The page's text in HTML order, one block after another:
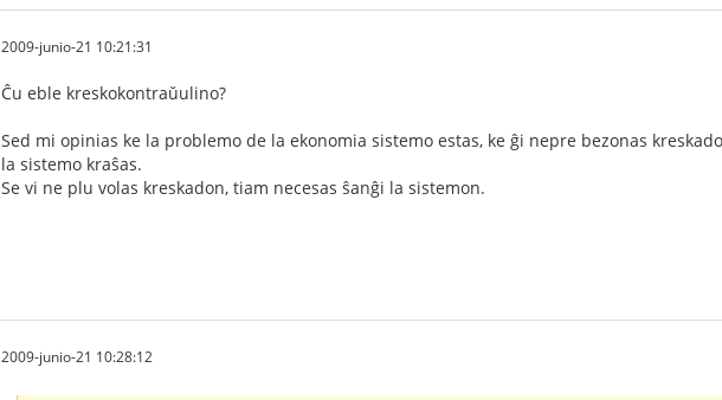
2009-junio-21 10:21:31
Ĉu eble kreskokontraŭulino?
Sed mi opinias ke la problemo de la ekonomia sistemo estas, ke ĝi nepre bezonas
la sistemo kraŝas.
Se vi ne plu volas kreskadon, tiam necesas ŝanĝi la sistemon.
2009-junio-21 10:28:12